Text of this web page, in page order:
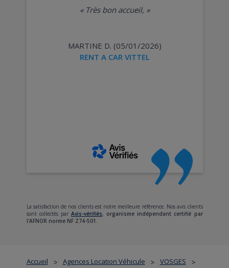
Accueil > Agences Location Véhicule > VOSGES >
« Très bon accueil, »
MARTINE D. (05/01/2026)
RENT A CAR VITTEL
La satisfaction de nos clients est notre meilleure référence. Nos avis clients
sont collectés par Avis-vérifiés, organisme indépendant certifié par
l'AFNOR norme NF Z74-501.